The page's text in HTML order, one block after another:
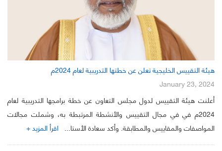
هيئة التقييس الخليجية تعلن عن خطتها التدريبية لعام 2024م
January 23, 2024
أعلنت هيئة التقييس لدول مجلس التعاون عن خطة برامجها التدريبية لعام
2024م في في مجال التقييس والأنشطة المرتبطة به، وشملت مجالات
المواصفات والمقاييس والمطابقة. وأكد سعادة الأستا... اقرأ المزيد +